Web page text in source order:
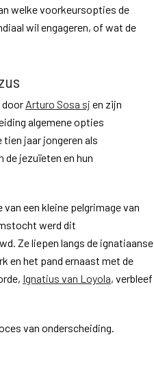
welke voorkeursopties de
wil engageren, of wat de
door Arturo Sosa sj en zijn
algemene opties
tien jaar jongeren als
de jezuïeten en hun
een kleine pelgrimage van
werd dit
Ze liepen langs de ignatiaanse
en het pand ernaast met de
Ignatius van Loyola, verbleef
van onderscheiding.